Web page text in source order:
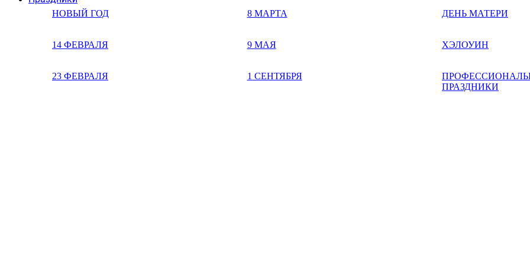
НОВЫЙ ГОД
14 ФЕВРАЛЯ
23 ФЕВРАЛЯ
8 МАРТА
9 МАЯ
1 СЕНТЯБРЯ
ДЕНЬ МАТЕРИ
ХЭЛОУИН
ПРАЗДНИКИ